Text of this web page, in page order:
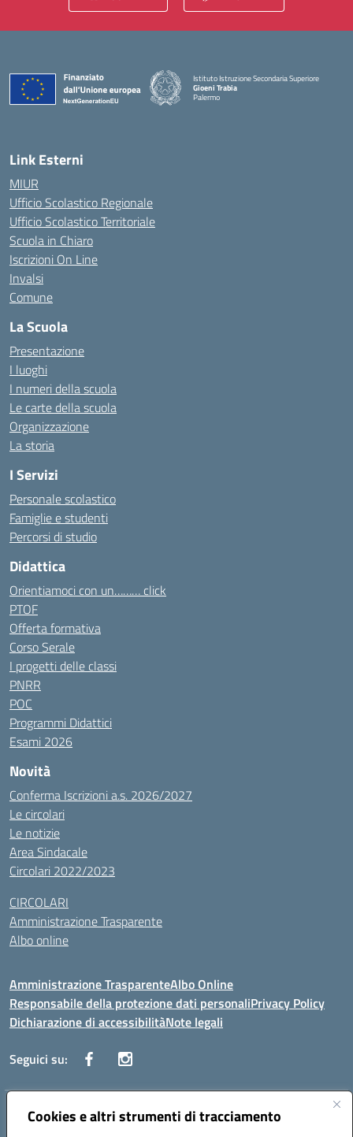
Cookies e altri strumenti di tracciamento
Istituto Istruzione Secondaria Superiore
Gioeni Trabia
Palermo
Link Esterni
MIUR
Ufficio Scolastico Regionale
Ufficio Scolastico Territoriale
Scuola in Chiaro
Iscrizioni On Line
Invalsi
Comune
La Scuola
Presentazione
I luoghi
I numeri della scuola
Le carte della scuola
Organizzazione
La storia
I Servizi
Personale scolastico
Famiglie e studenti
Percorsi di studio
Didattica
Orientiamoci con un……… click
PTOF
Offerta formativa
Corso Serale
I progetti delle classi
PNRR
POC
Programmi Didattici
Esami 2026
Novità
Conferma Iscrizioni a.s. 2026/2027
Le circolari
Le notizie
Area Sindacale
Circolari 2022/2023
CIRCOLARI
Amministrazione Trasparente
Albo online
Amministrazione TrasparenteAlbo Online
Responsabile della protezione dati personaliPrivacy Policy
Dichiarazione di accessibilitàNote legali
Seguici su:
Indirizzo:Corso Vittorio Emanuele, 27 90133 - Palermo